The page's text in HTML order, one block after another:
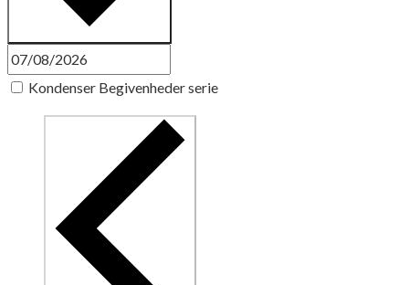
Kondenser Begivenheder serie